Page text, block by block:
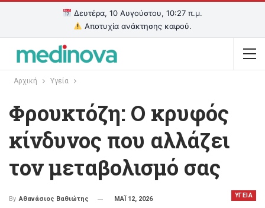
Δευτέρα, 10 Αυγούστου, 10:27 π.μ.
Αποτυχία ανάκτησης καιρού.
Αρχική Υγεία
Φρουκτόζη: Ο κρυφός
κίνδυνος που αλλάζει
τον μεταβολισμό σας
ΥΓΕΙΑ
By Αθανάσιος Βαθιώτης ΜΑΪ 12, 2026